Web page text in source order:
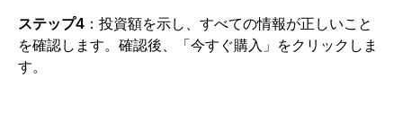
ステップ4 ：投資額を示し、すべての情報が正しいこと
を確認します。確認後、「今すぐ購入」をクリックしま
す。